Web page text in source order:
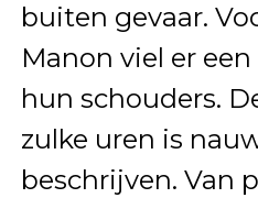
buiten gevaar.
Manon viel er
hun schouders.
zulke uren is
beschrijven. Van